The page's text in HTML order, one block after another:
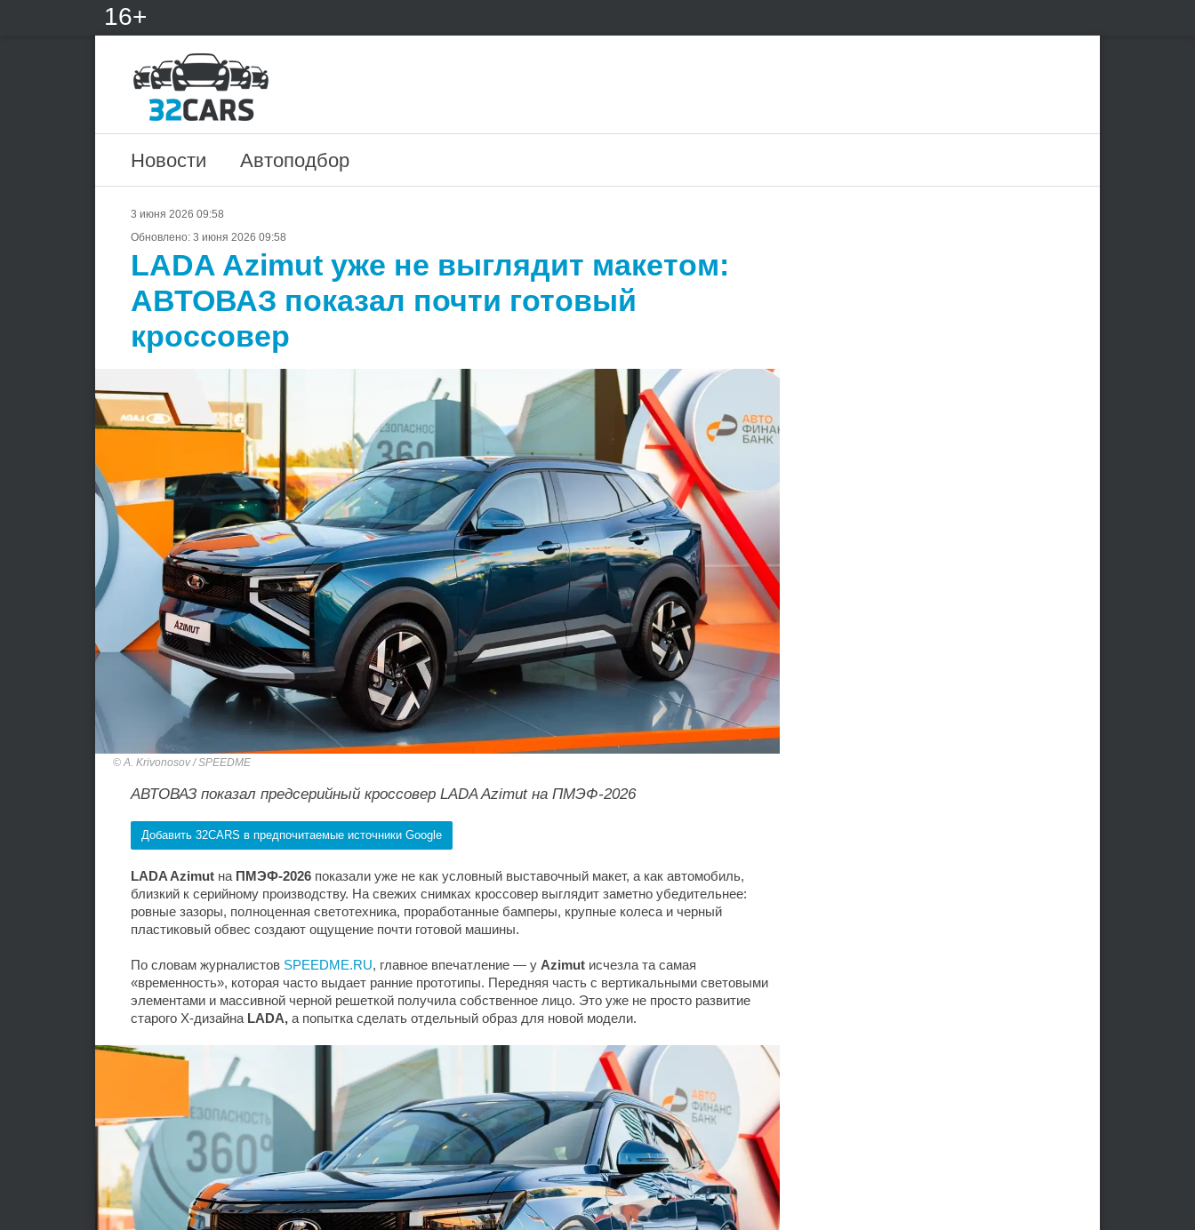
16+
Новости Автоподбор
3 июня 2026 09:58
Обновлено: 3 июня 2026 09:58
LADA Azimut уже не выглядит макетом:
АВТОВАЗ показал почти готовый
кроссовер
A. Krivonosov / SPEEDME
АВТОВАЗ показал предсерийный кроссовер LADA Azimut на ПМЭФ-2026
Добавить 32CARS в предпочитаемые источники Google
LADA Azimut на ПМЭФ-2026 показали уже не как условный выставочный макет, а как автомобиль,
близкий к серийному производству. На свежих снимках кроссовер выглядит заметно убедительнее:
ровные зазоры, полноценная светотехника, проработанные бамперы, крупные колеса и черный
пластиковый обвес создают ощущение почти готовой машины.
По словам журналистов SPEEDME.RU, главное впечатление — у Azimut исчезла та самая
«временность», которая часто выдает ранние прототипы. Передняя часть с вертикальными световыми
элементами и массивной черной решеткой получила собственное лицо. Это уже не просто развитие
старого X-дизайна LADA, а попытка сделать отдельный образ для новой модели.